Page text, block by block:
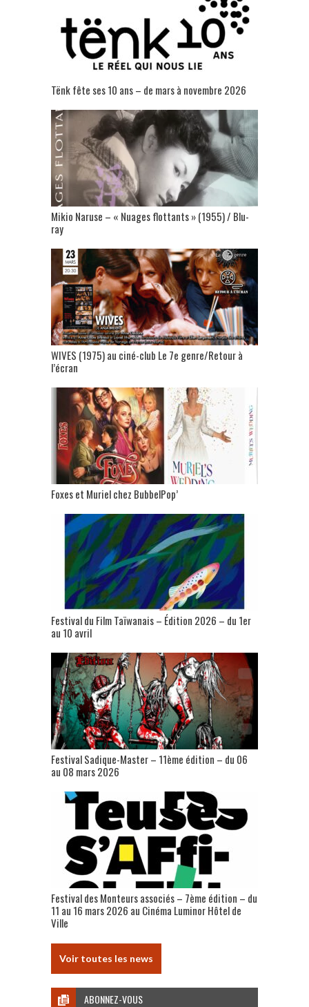
Tënk fête ses 10 ans – de mars à novembre 2026
Mikio Naruse – « Nuages flottants » (1955) / Blu-
ray
WIVES (1975) au ciné-club Le 7e genre/Retour à
l’écran
Foxes et Muriel chez BubbelPop’
Festival du Film Taïwanais – Édition 2026 – du 1er
au 10 avril
Festival Sadique-Master – 11ème édition – du 06
au 08 mars 2026
Festival des Monteurs associés – 7ème édition – du
11 au 16 mars 2026 au Cinéma Luminor Hôtel de
Ville
Voir toutes les news
ABONNEZ-VOUS